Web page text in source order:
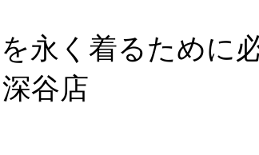
永く着るために
谷店